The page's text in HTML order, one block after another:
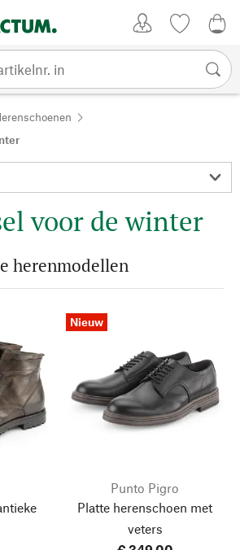
voor de winter
herenmodellen
Nieuw
Punto Pigro
Platte herenschoen met
veters